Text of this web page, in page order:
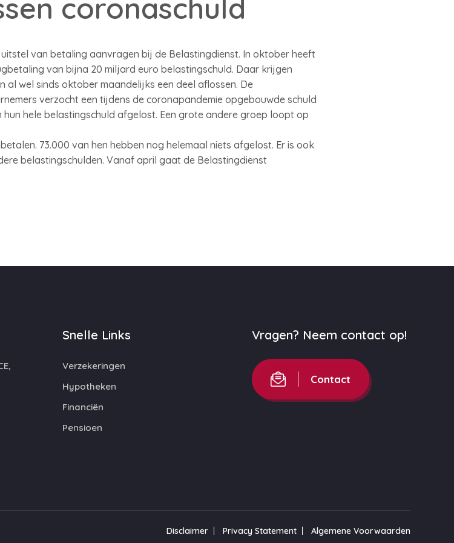
coronaschuld
van betaling aanvragen bij de Belastingdienst. In oktober heeft
van bijna 20 miljard euro belastingschuld. Daar krijgen
wel sinds oktober maandelijks een deel aflossen. De
verzocht een tijdens de coronapandemie opgebouwde schuld
hele belastingschuld afgelost. Een grote andere groep loopt op
73.000 van hen hebben nog helemaal niets afgelost. Er is ook
belastingschulden. Vanaf april gaat de Belastingdienst
Snelle Links
Verzekeringen
Hypotheken
Financiën
Pensioen
Vragen? Neem contact op!
Contact
Disclaimer Privacy Statement Algemene Voorwaarden